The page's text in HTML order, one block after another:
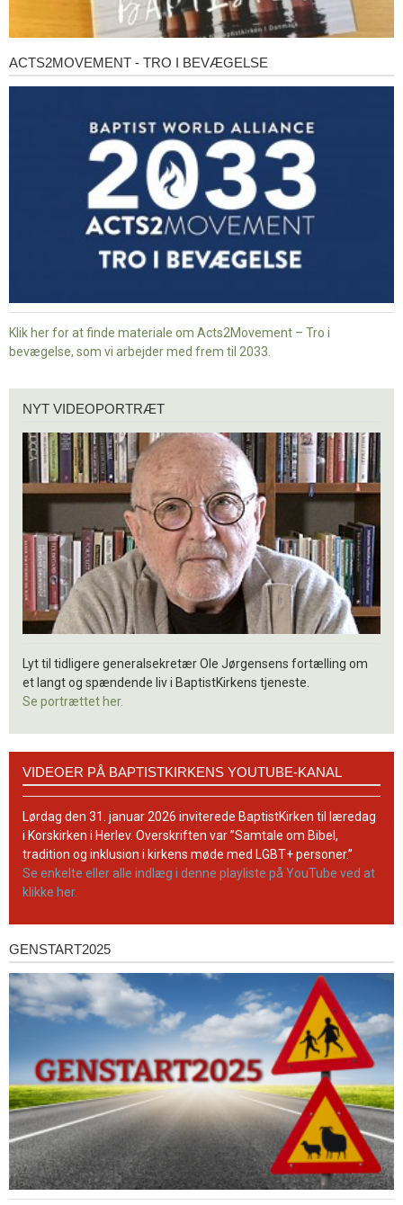
Acts2Movement
ACTS2MOVEMENT - TRO I BEVÆGELSE
Klik her for at finde materiale om Acts2Movement – Tro i
bevægelse, som vi arbejder med frem til 2033.
videoportræt
NYT VIDEOPORTRÆT
Lyt til tidligere generalsekretær Ole Jørgensens fortælling om
et langt og spændende liv i BaptistKirkens tjeneste.
Se portrættet her.
BaptistKirkens
YouTube-
kanal
VIDEOER PÅ BAPTISTKIRKENS YOUTUBE-KANAL
Lørdag den 31. januar 2026 inviterede BaptistKirken til læredag
i Korskirken i Herlev. Overskriften var ”Samtale om Bibel,
tradition og inklusion i kirkens møde med LGBT+ personer.”
Se enkelte eller alle indlæg i denne playliste på YouTube ved at
klikke her.
Genstart2025
GENSTART2025